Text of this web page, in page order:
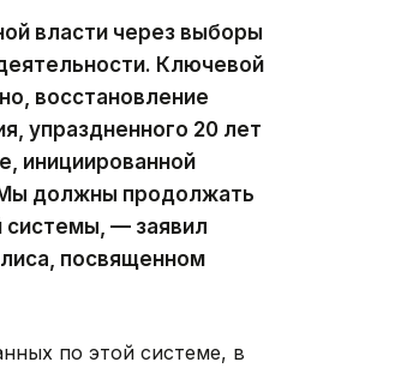
власти через выборы
Ключевой
восстановление
упраздненного 20 лет
инициированной
должны продолжать
системы, — заявил
посвященном
по этой системе, в